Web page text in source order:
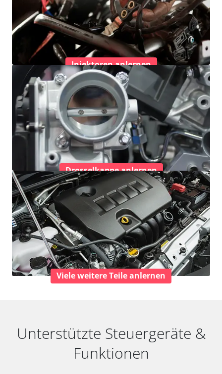
Injektoren anlernen
Drosselkappe anlernen
Viele weitere Teile anlernen
Unterstützte Steuergeräte &
Funktionen